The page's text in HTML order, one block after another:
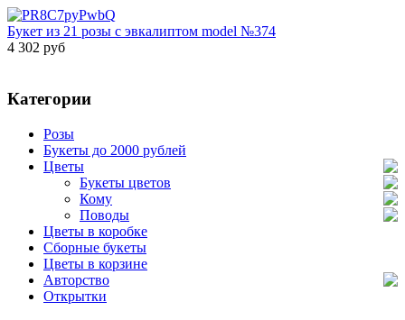
Букет из 21 розы с эвкалиптом model №374
4 302 руб
Категории
Розы
Букеты до 2000 рублей
Цветы
Букеты цветов
Кому
Поводы
Цветы в коробке
Сборные букеты
Цветы в корзине
Авторство
Открытки